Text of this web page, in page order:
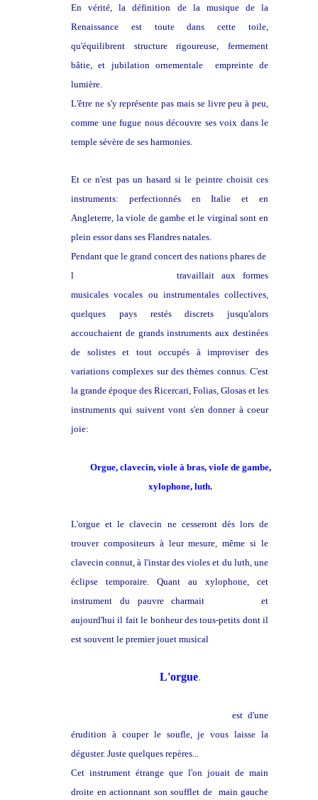
En vérité, la définition de la musique de la
Renaissance est toute dans cette toile,
qu'équilibrent structure rigoureuse, fermement
bâtie, et jubilation ornementale empreinte de
lumière.
L'être ne s'y représente pas mais se livre peu à peu,
comme une fugue nous découvre ses voix dans le
temple sévère de ses harmonies.
Et ce n'est pas un hasard si le peintre choisit ces
instruments: perfectionnés en Italie et en
Angleterre, la viole de gambe et le virginal sont en
plein essor dans ses Flandres natales.
Pendant que le grand concert des nations phares de
l
travaillait aux formes
musicales vocales ou instrumentales collectives,
quelques pays restés discrets jusqu'alors
accouchaient de grands instruments aux destinées
de solistes et tout occupés à improviser des
variations complexes sur des thèmes connus. C'est
la grande époque des Ricercari, Folias, Glosas et les
instruments qui suivent vont s'en donner à coeur
joie:
Orgue, clavecin, viole à bras, viole de gambe,
xylophone, luth.
L'orgue et le clavecin ne cesseront dès lors de
trouver compositeurs à leur mesure, même si le
clavecin connut, à l'instar des violes et du luth, une
éclipse temporaire. Quant au xylophone, cet
instrument du pauvre charmait
et
aujourd'hui il fait le bonheur des tous-petits dont il
est souvent le premier jouet musical
L'orgue.
est d'une
érudition à couper le soufle, je vous laisse la
déguster. Juste quelques repères...
Cet instrument étrange que l'on jouait de main
droite en actionnant son soufflet de main gauche